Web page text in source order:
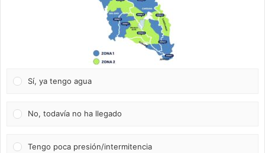
Sí, ya tengo agua
No, todavía no ha llegado
Tengo poca presión/intermitencia